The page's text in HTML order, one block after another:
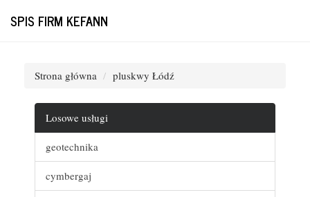
SPIS FIRM KEFANN
Strona główna pluskwy Łódź
Losowe usługi
geotechnika
cymbergaj